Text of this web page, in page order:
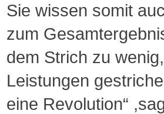
Sie wissen somit
zum
dem Strich zu
Leistungen
eine Revolution“